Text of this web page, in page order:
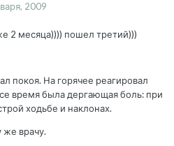
2009
2 месяца)))) пошел третий)))
покоя. На горячее реагировал
время была дергающая боль: при
ходьбе и наклонах.
же врачу.